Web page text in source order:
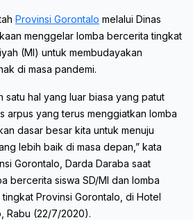
Provinsi Gorontalo melalui Dinas
menggelar lomba bercerita tingkat
(MI) untuk membudayakan
di masa pandemi.
satu hal yang luar biasa yang patut
arpus yang terus menggiatkan lomba
dasar besar kita untuk menuju
lebih baik di masa depan,” kata
Gorontalo, Darda Daraba saat
bercerita siswa SD/MI dan lomba
Provinsi Gorontalo, di Hotel
Rabu (22/7/2020).